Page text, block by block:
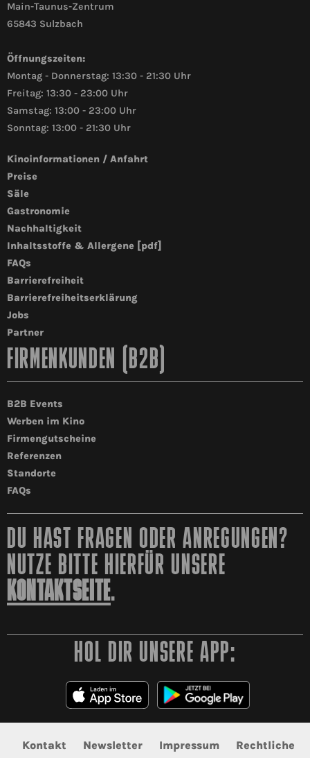
Main-Taunus-Zentrum
65843 Sulzbach
Öffnungszeiten:
Montag - Donnerstag: 13:30 - 21:30 Uhr
Freitag: 13:30 - 23:00 Uhr
Samstag: 13:00 - 23:00 Uhr
Sonntag: 13:00 - 21:30 Uhr
Kinoinformationen / Anfahrt
Preise
Säle
Gastronomie
Nachhaltigkeit
Inhaltsstoffe & Allergene [pdf]
FAQs
Barrierefreiheit
Barrierefreiheitserklärung
Jobs
Partner
FIRMENKUNDEN (B2B)
B2B Events
Werben im Kino
Firmengutscheine
Referenzen
Standorte
FAQs
DU HAST FRAGEN ODER ANREGUNGEN?
NUTZE BITTE HIERFÜR UNSERE
KONTAKTSEITE.
HOL DIR UNSERE APP:
Kontakt Newsletter Impressum
Rechtliche